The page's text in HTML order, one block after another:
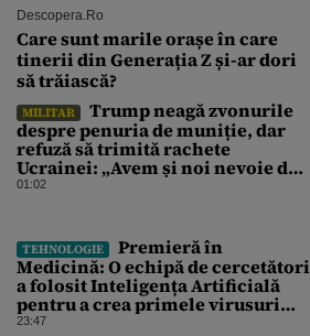
Descopera.ro
Care sunt marile orașe în care
tinerii din Generația Z și-ar dori
să trăiască?
MILITAR
Trump neagă zvonurile
despre penuria de muniție, dar
refuză să trimită rachete
Ucrainei: „Avem și noi nevoie de
rachete”
01:02
TEHNOLOGIE
Premieră în
Medicină: O echipă de cercetători
a folosit Inteligența Artificială
pentru a crea primele virusuri
sintetice la tratarea de E.coli
23:47